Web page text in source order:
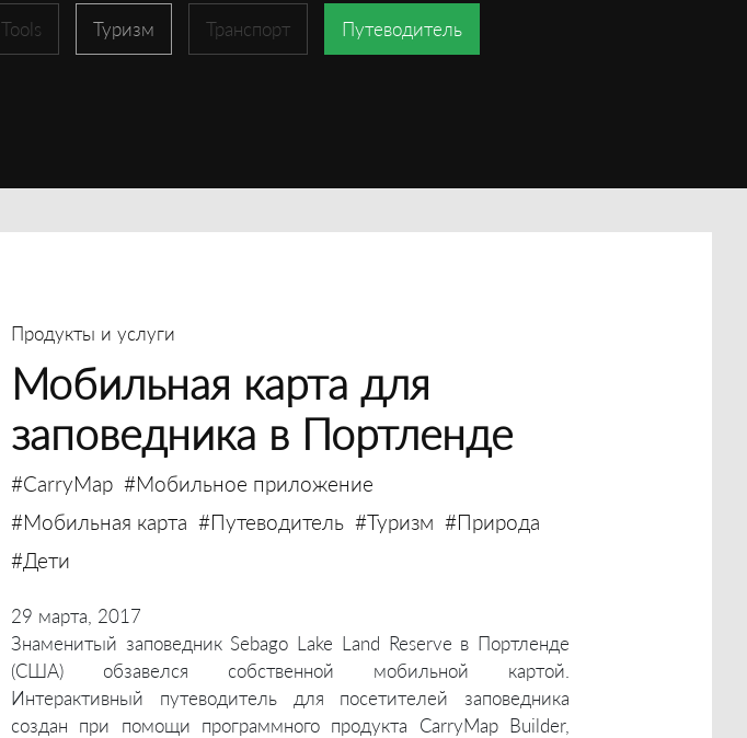
Туризм Транспорт Путеводитель
Продукты и услуги
Мобильная карта для
заповедника в Портленде
#CarryMap #Мобильное приложение
#Мобильная карта #Путеводитель #Туризм #Природа
#Дети
29 марта, 2017
Знаменитый заповедник Sebago Lake Land Reserve в Портленде
(США) обзавелся собственной мобильной картой.
Интерактивный путеводитель для посетителей заповедника
создан при помощи программного продукта CarryMap Builder,